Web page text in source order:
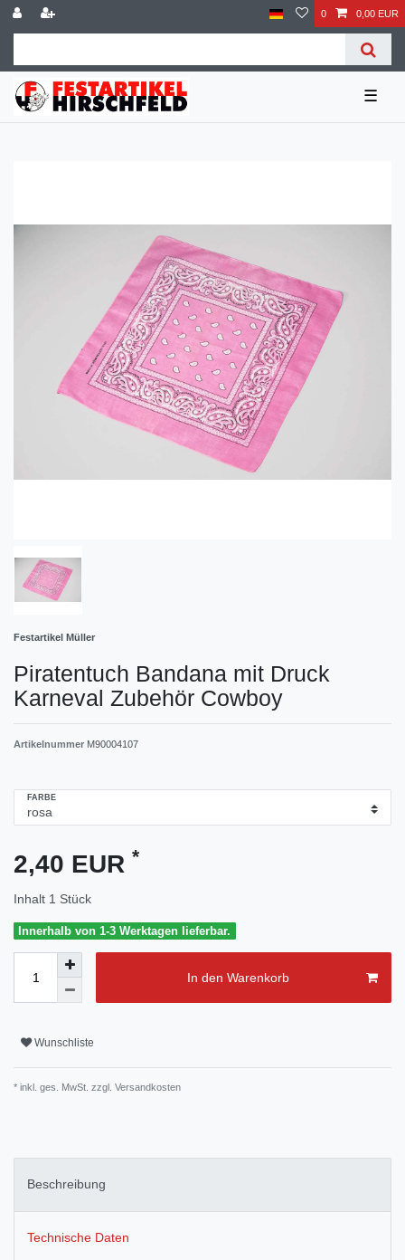
0 0,00 EUR
☰
Festartikel Müller
Piratentuch Bandana mit Druck
Karneval Zubehör Cowboy
Artikelnummer M90004107
FARBE
2,40 EUR *
Inhalt 1 Stück
Innerhalb von 1-3 Werktagen lieferbar.
In den Warenkorb
Wunschliste
* inkl. ges. MwSt. zzgl. Versandkosten
Beschreibung
Technische Daten